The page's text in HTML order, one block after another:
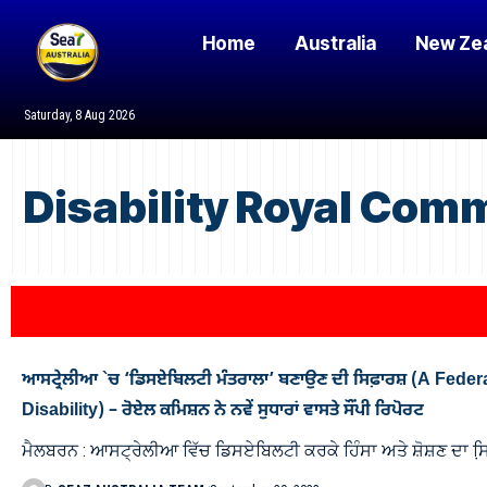
Saturday, 8 Aug 2026
Home Australia New
Disability Royal
ਆਸਟ੍ਰੇਲੀਆ `ਚ ‘ਡਿਸਏਬਿਲਟੀ ਮੰਤਰਾਲਾ’ ਬਣਾਉਣ ਦੀ ਸਿਫ਼ਾਰਸ਼ (A
Disability) – ਰੋਏਲ ਕਮਿਸ਼ਨ ਨੇ ਨਵੇਂ ਸੁਧਾਰਾਂ ਵਾਸਤੇ ਸੌਂਪੀ ਰਿਪੋਰਟ
ਮੈਲਬਰਨ : ਆਸਟ੍ਰੇਲੀਆ ਵਿੱਚ ਡਿਸਏਬਿਲਟੀ ਕਰਕੇ ਹਿੰਸਾ ਅਤੇ ਸ਼ੋਸ਼ਣ ਦਾ